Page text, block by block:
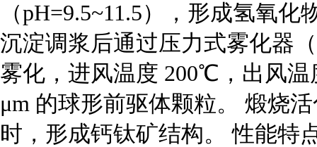
（pH=9.5~11.5），形成氢氧
沉淀调浆后通过压力式雾化器
雾化，进风温度 200℃，出风
μm 的球形前驱体颗粒。 煅烧
时，形成钙钛矿结构。 性能特